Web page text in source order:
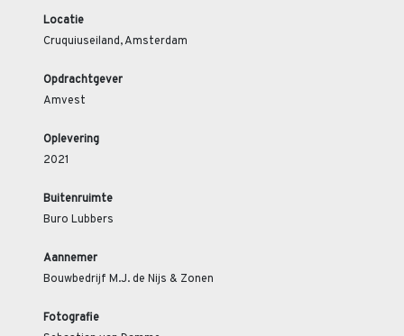
Locatie
Cruquiuseiland, Amsterdam
Opdrachtgever
Amvest
Oplevering
2021
Buitenruimte
Buro Lubbers
Aannemer
Bouwbedrijf M.J. de Nijs & Zonen
Fotografie